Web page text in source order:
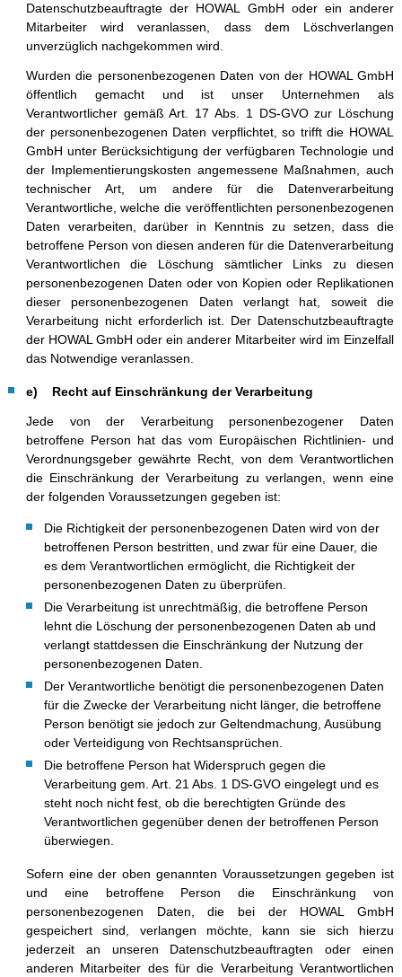
Datenschutzbeauftragte der HOWAL GmbH oder ein anderer
Mitarbeiter wird veranlassen, dass dem Löschverlangen
unverzüglich nachgekommen wird.
Wurden die personenbezogenen Daten von der HOWAL GmbH
öffentlich gemacht und ist unser Unternehmen als
Verantwortlicher gemäß Art. 17 Abs. 1 DS-GVO zur Löschung
der personenbezogenen Daten verpflichtet, so trifft die HOWAL
GmbH unter Berücksichtigung der verfügbaren Technologie und
der Implementierungskosten angemessene Maßnahmen, auch
technischer Art, um andere für die Datenverarbeitung
Verantwortliche, welche die veröffentlichten personenbezogenen
Daten verarbeiten, darüber in Kenntnis zu setzen, dass die
betroffene Person von diesen anderen für die Datenverarbeitung
Verantwortlichen die Löschung sämtlicher Links zu diesen
personenbezogenen Daten oder von Kopien oder Replikationen
dieser personenbezogenen Daten verlangt hat, soweit die
Verarbeitung nicht erforderlich ist. Der Datenschutzbeauftragte
der HOWAL GmbH oder ein anderer Mitarbeiter wird im Einzelfall
das Notwendige veranlassen.
e) Recht auf Einschränkung der Verarbeitung
Jede von der Verarbeitung personenbezogener Daten
betroffene Person hat das vom Europäischen Richtlinien- und
Verordnungsgeber gewährte Recht, von dem Verantwortlichen
die Einschränkung der Verarbeitung zu verlangen, wenn eine
der folgenden Voraussetzungen gegeben ist:
Die Richtigkeit der personenbezogenen Daten wird von der
betroffenen Person bestritten, und zwar für eine Dauer, die
es dem Verantwortlichen ermöglicht, die Richtigkeit der
personenbezogenen Daten zu überprüfen.
Die Verarbeitung ist unrechtmäßig, die betroffene Person
lehnt die Löschung der personenbezogenen Daten ab und
verlangt stattdessen die Einschränkung der Nutzung der
personenbezogenen Daten.
Der Verantwortliche benötigt die personenbezogenen Daten
für die Zwecke der Verarbeitung nicht länger, die betroffene
Person benötigt sie jedoch zur Geltendmachung, Ausübung
oder Verteidigung von Rechtsansprüchen.
Die betroffene Person hat Widerspruch gegen die
Verarbeitung gem. Art. 21 Abs. 1 DS-GVO eingelegt und es
steht noch nicht fest, ob die berechtigten Gründe des
Verantwortlichen gegenüber denen der betroffenen Person
überwiegen.
Sofern eine der oben genannten Voraussetzungen gegeben ist
und eine betroffene Person die Einschränkung von
personenbezogenen Daten, die bei der HOWAL GmbH
gespeichert sind, verlangen möchte, kann sie sich hierzu
jederzeit an unseren Datenschutzbeauftragten oder einen
anderen Mitarbeiter des für die Verarbeitung Verantwortlichen